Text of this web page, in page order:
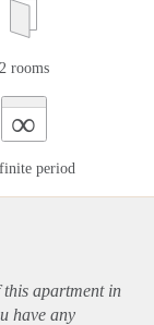
2 rooms
∞
period
this apartmentin
have any